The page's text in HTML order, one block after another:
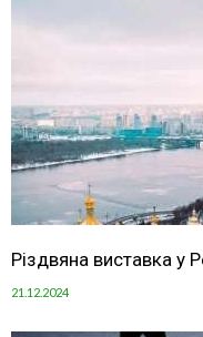
Різдвяна виставка у
21.12.2024